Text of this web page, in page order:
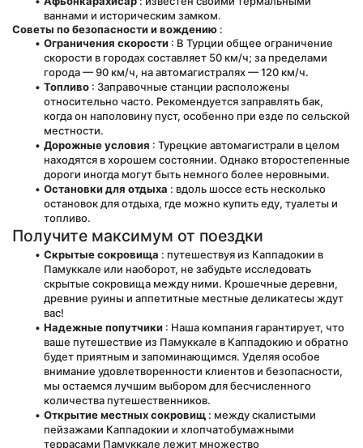
ваннами и историческим замком.
Советы по безопасности и вождению :
Ограничения скорости : В Турции общее ограничение
скорости в городах составляет 50 км/ч; за пределами
города — 90 км/ч, на автомагистралях — 120 км/ч.
Топливо : Заправочные станции расположены
относительно часто. Рекомендуется заправлять бак,
когда он наполовину пуст, особенно при езде по сельской
местности.
Дорожные условия : Турецкие автомагистрали в целом
находятся в хорошем состоянии. Однако второстепенные
дороги иногда могут быть немного более неровными.
Остановки для отдыха : вдоль шоссе есть несколько
остановок для отдыха, где можно купить еду, туалеты и
топливо.
Получите максимум от поездки
Скрытые сокровища : путешествуя из Каппадокии в
Памуккале или наоборот, не забудьте исследовать
скрытые сокровища между ними. Крошечные деревни,
древние руины и аппетитные местные деликатесы ждут
вас!
Надежные попутчики : Наша компания гарантирует, что
ваше путешествие из Памуккале в Каппадокию и обратно
будет приятным и запоминающимся. Уделяя особое
внимание удовлетворенности клиентов и безопасности,
мы остаемся лучшим выбором для бесчисленного
количества путешественников.
Открытие местных сокровищ : между скалистыми
пейзажами Каппадокии и хлопчатобумажными
террасами Памуккале лежит множество